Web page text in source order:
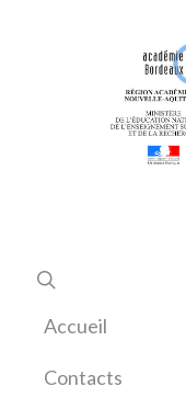
Accueil
Contacts